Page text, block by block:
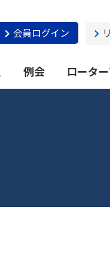
会員ログイン
例会 ロータ